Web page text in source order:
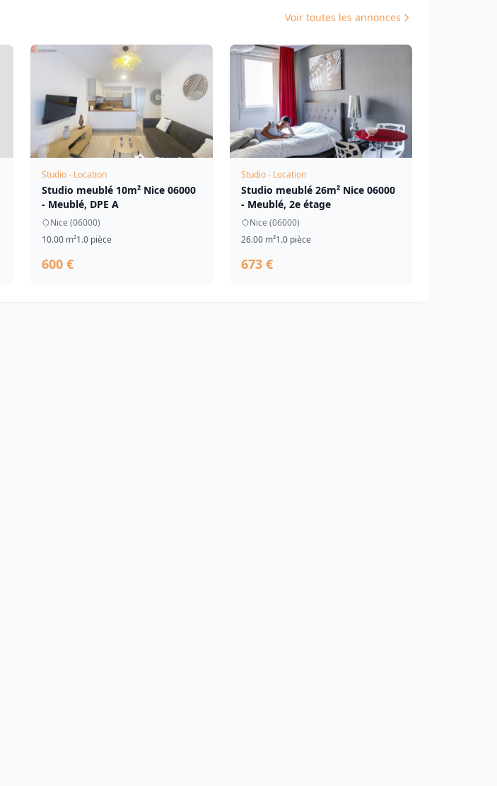
Voir toutes les annonces
Studio - Location
Studio meublé 10m² Nice 06000
- Meublé, DPE A
Nice (06000)
10.00 m²1.0 pièce
600 €
Studio - Location
Studio meublé 26m² Nice 06000
- Meublé, 2e étage
Nice (06000)
26.00 m²1.0 pièce
673 €